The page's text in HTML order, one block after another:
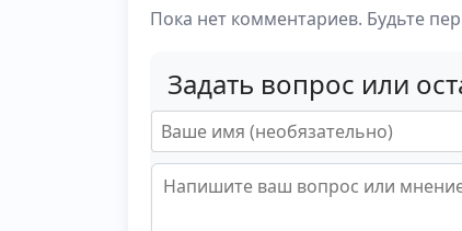
Пока нет комментариев. Будьте
Задать вопрос или